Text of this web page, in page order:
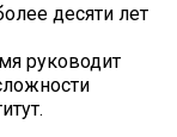
десяти лет
руководит